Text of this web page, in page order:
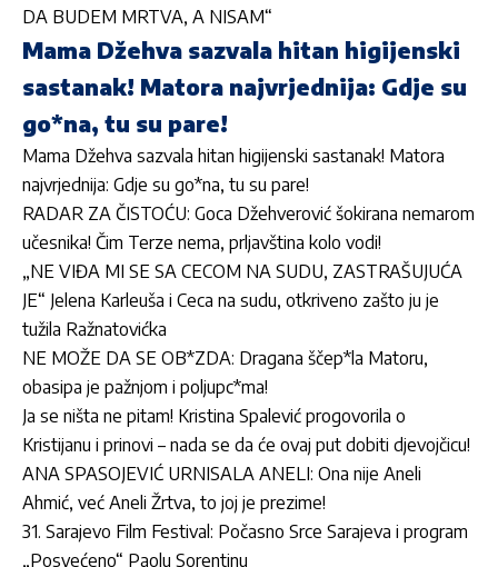
DA BUDEM MRTVA, A NISAM“
Mama Džehva sazvala hitan higijenski
sastanak! Matora najvrjednija: Gdje su
go*na, tu su pare!
Mama Džehva sazvala hitan higijenski sastanak! Matora
najvrjednija: Gdje su go*na, tu su pare!
RADAR ZA ČISTOĆU: Goca Džehverović šokirana nemarom
učesnika! Čim Terze nema, prljavština kolo vodi!
„NE VIĐA MI SE SA CECOM NA SUDU, ZASTRAŠUJUĆA
JE“ Jelena Karleuša i Ceca na sudu, otkriveno zašto ju je
tužila Ražnatovićka
NE MOŽE DA SE OB*ZDA: Dragana ščep*la Matoru,
obasipa je pažnjom i poljupc*ma!
Ja se ništa ne pitam! Kristina Spalević progovorila o
Kristijanu i prinovi – nada se da će ovaj put dobiti djevojčicu!
ANA SPASOJEVIĆ URNISALA ANELI: Ona nije Aneli
Ahmić, već Aneli Žrtva, to joj je prezime!
31. Sarajevo Film Festival: Počasno Srce Sarajeva i program
„Posvećeno“ Paolu Sorentinu